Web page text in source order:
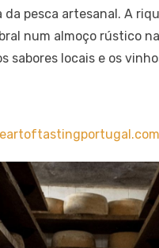
da pesca artesanal. A
num almoço rústico
sabores locais e os